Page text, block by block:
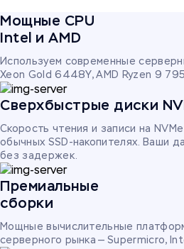
Мощные CPU
Intel и AMD
Используем современные
Xeon Gold 6448Y, AMD Ryzen 9
Сверхбыстрые диски
Скорость чтения и записи на
обычных SSD-накопителях. Ваши
без задержек.
Премиальные
сборки
Мощные вычислительные
серверного рынка — Supermicro,